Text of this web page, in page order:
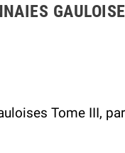
Tome III,